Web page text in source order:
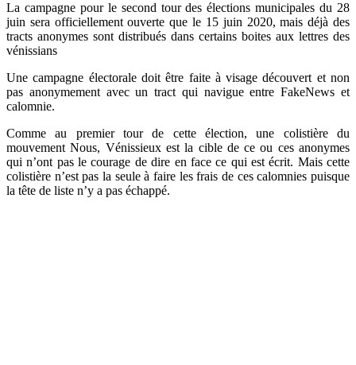
La campagne pour le second tour des élections municipales du 28
juin sera officiellement ouverte que le 15 juin 2020, mais déjà des
tracts anonymes sont distribués dans certains boites aux lettres des
vénissians
Une campagne électorale doit être faite à visage découvert et non
pas anonymement avec un tract qui navigue entre FakeNews et
calomnie.
Comme au premier tour de cette élection, une colistière du
mouvement Nous, Vénissieux est la cible de ce ou ces anonymes
qui n’ont pas le courage de dire en face ce qui est écrit. Mais cette
colistière n’est pas la seule à faire les frais de ces calomnies puisque
la tête de liste n’y a pas échappé.